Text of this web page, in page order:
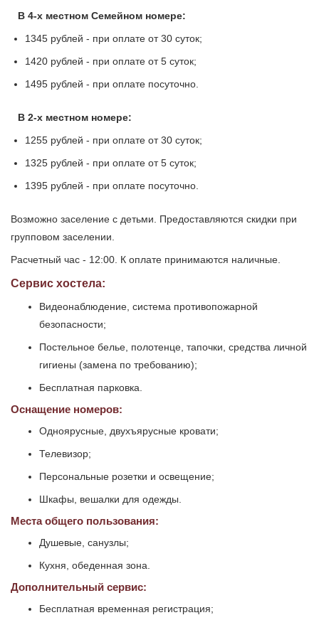
В 4-х местном Семейном номере:
1345 рублей - при оплате от 30 суток;
1420 рублей - при оплате от 5 суток;
1495 рублей - при оплате посуточно.
В 2-х местном номере:
1255 рублей - при оплате от 30 суток;
1325 рублей - при оплате от 5 суток;
1395 рублей - при оплате посуточно.
Возможно заселение с детьми. Предоставляются скидки при
групповом заселении.
Расчетный час - 12:00. К оплате принимаются наличные.
Сервис хостела:
Видеонаблюдение, система противопожарной
безопасности;
Постельное белье, полотенце, тапочки, средства личной
гигиены (замена по требованию);
Бесплатная парковка.
Оснащение номеров:
Одноярусные, двухъярусные кровати;
Телевизор;
Персональные розетки и освещение;
Шкафы, вешалки для одежды.
Места общего пользования:
Душевые, санузлы;
Кухня, обеденная зона.
Дополнительный сервис:
Бесплатная временная регистрация;